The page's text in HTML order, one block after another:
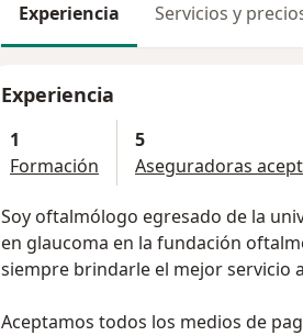
Experiencia Servicios y
Experiencia
1
Formación
5
Aseguradoras
Soy oftalmólogo egresado de la
en glaucoma en la fundación
siempre brindarle el mejor servicio
Aceptamos todos los medios de